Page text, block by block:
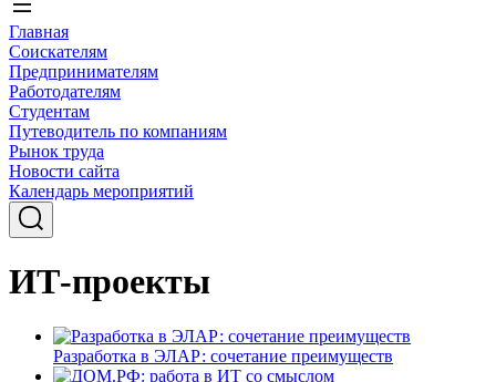
Главная
Соискателям
Предпринимателям
Работодателям
Студентам
Путеводитель по компаниям
Рынок труда
Новости сайта
Календарь мероприятий
ИТ-проекты
Разработка в ЭЛАР: сочетание преимуществ